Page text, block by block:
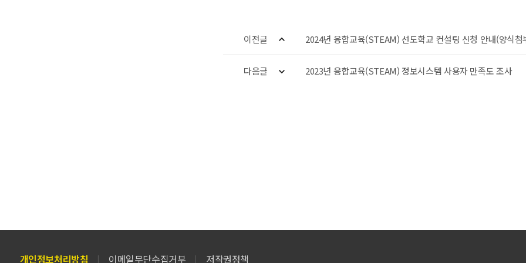
이전글 2024년 융합교육(STEAM) 선도학교 컨설팅 신청 안내(양식첨
다음글 2023년 융합교육(STEAM) 정보시스템 사용자 만족도 조사
개인정보처리방침 이메일무단수집거부 저작권정책